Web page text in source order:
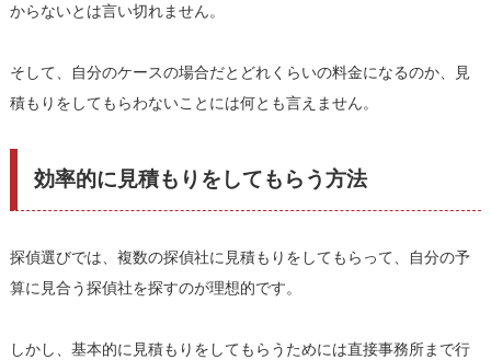
からないとは言い切れません。
そして、自分のケースの場合だとどれくらいの料金になるのか、見
積もりをしてもらわないことには何とも言えません。
効率的に見積もりをしてもらう方法
探偵選びでは、複数の探偵社に見積もりをしてもらって、自分の予
算に見合う探偵社を探すのが理想的です。
しかし、基本的に見積もりをしてもらうためには直接事務所まで行